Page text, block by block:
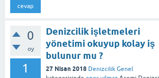
cevap
0
oy
1
Denizcilik işletmeleri
yönetimi okuyup kolay iş
bulunur mu ?
27 Nisan 2018 Denizcilik Genel